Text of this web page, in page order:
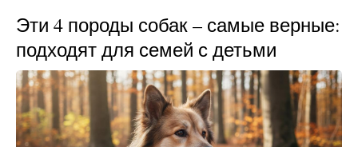
Эти 4 породы собак – самые верные:
подходят для семей с детьми